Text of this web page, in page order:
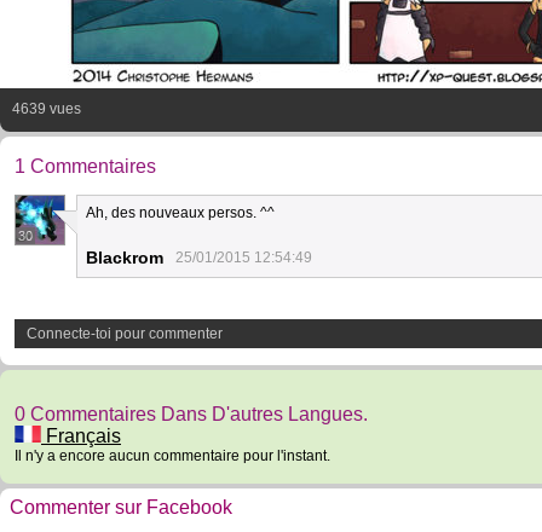
4639 vues
1 Commentaires
30
Ah, des nouveaux persos. ^^
Blackrom 25/01/2015 12:54:49
Connecte-toi pour commenter
0 Commentaires Dans D'autres Langues.
Français
Il n'y a encore aucun commentaire pour l'instant.
Commenter sur Facebook